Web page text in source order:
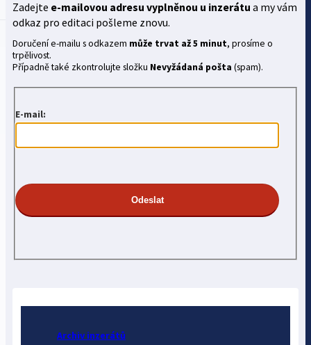
Zadejte e-mailovou adresu vyplněnou u inzerátu a my vám
odkaz pro editaci pošleme znovu.
Doručení e-mailu s odkazem může trvat až 5 minut, prosíme o
trpělivost.
Případně také zkontrolujte složku Nevyžádaná pošta (spam).
E-mail:
Archiv inzerátů